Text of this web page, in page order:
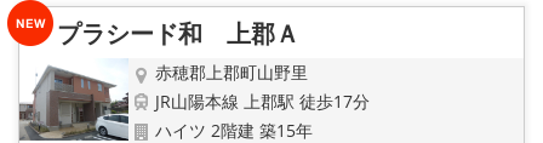
り
プラシード和 上郡Ａ
赤穂郡上郡町山野里
JR山陽本線 上郡駅 徒歩17分
ハイツ 2階建 築15年